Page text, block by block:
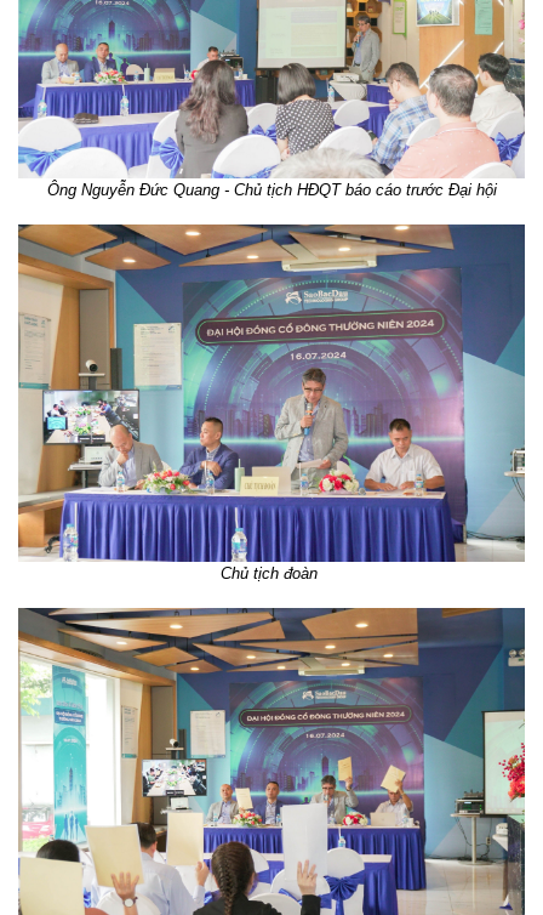
Ông Nguyễn Đức Quang - Chủ tịch HĐQT báo cáo trước Đại hội
Chủ tịch đoàn